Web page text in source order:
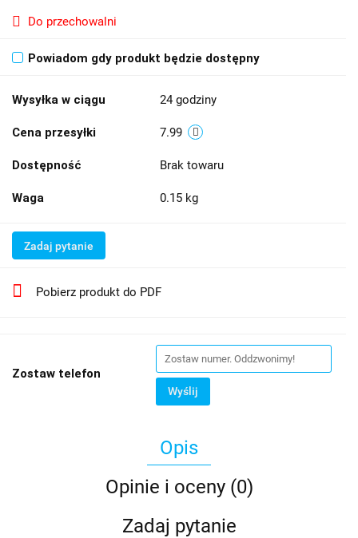
Do przechowalni
Powiadom gdy produkt będzie dostępny
Wysyłka w ciągu 24 godziny
Cena przesyłki 7.99
Dostępność Brak towaru
Waga 0.15 kg
Zadaj pytanie
Pobierz produkt do PDF
Zostaw telefon
Wyślij
Opis
Opinie i oceny (0)
Zadaj pytanie